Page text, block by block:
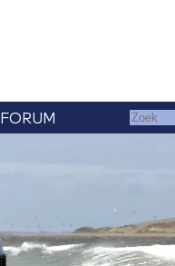
FORUM